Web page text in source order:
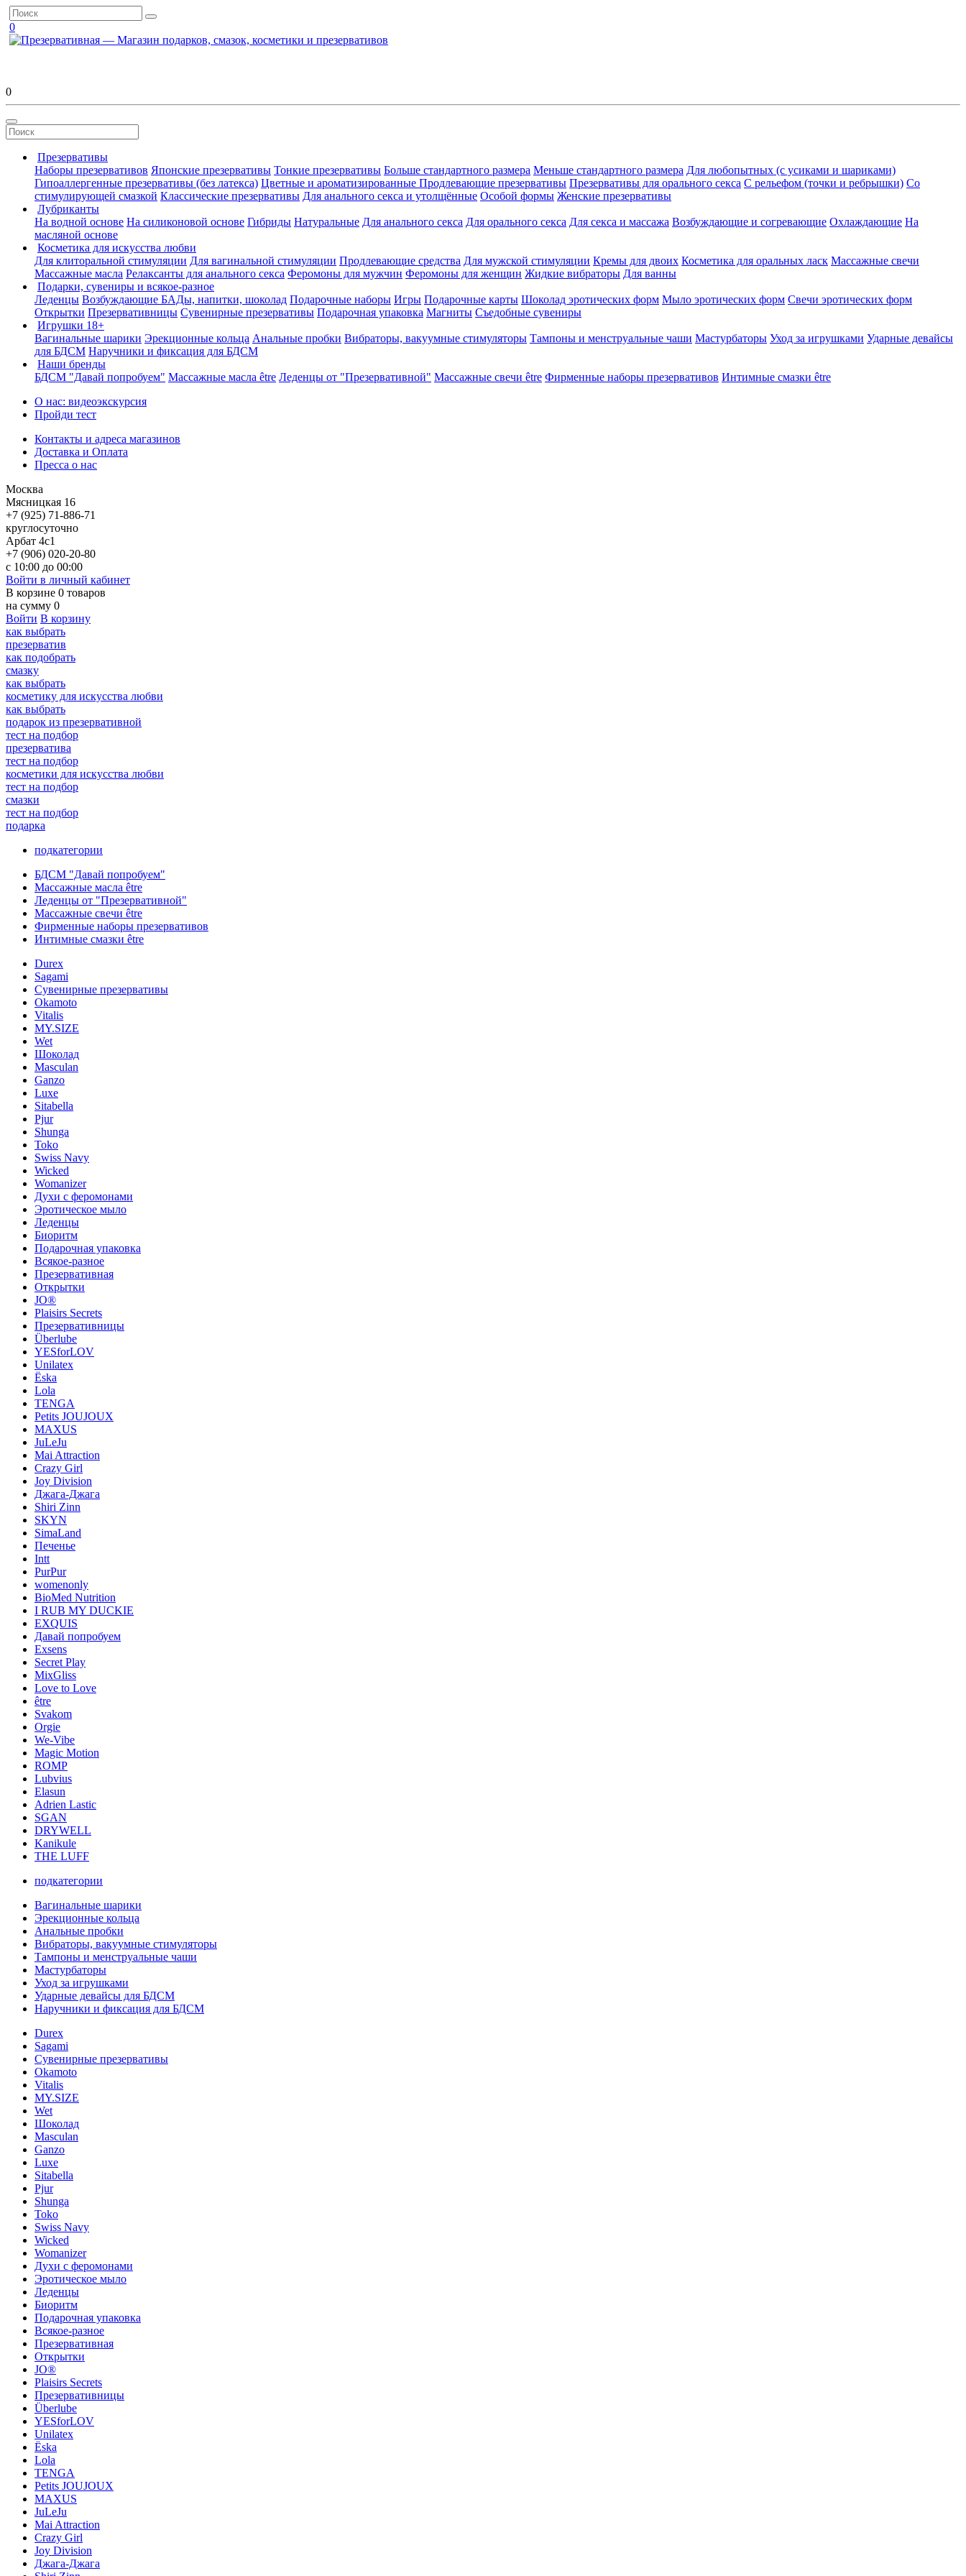
0
0
Презервативы
Наборы презервативов Японские презервативы Тонкие презервативы Больше стандартного размера Меньше стандартного размера Для любопытных (с усиками и шариками)
Гипоаллергенные презервативы (без латекса) Цветные и ароматизированные Продлевающие презервативы Презервативы для орального секса С рельефом (точки и ребрышки) Со
стимулирующей смазкой Классические презервативы Для анального секса и утолщённые Особой формы Женские презервативы
Лубриканты
На водной основе На силиконовой основе Гибриды Натуральные Для анального секса Для орального секса Для секса и массажа Возбуждающие и согревающие Охлаждающие На
масляной основе
Косметика для искусства любви
Для клиторальной стимуляции Для вагинальной стимуляции Продлевающие средства Для мужской стимуляции Кремы для двоих Косметика для оральных ласк Массажные свечи
Массажные масла Релаксанты для анального секса Феромоны для мужчин Феромоны для женщин Жидкие вибраторы Для ванны
Подарки, сувениры и всякое-разное
Леденцы Возбуждающие БАДы, напитки, шоколад Подарочные наборы Игры Подарочные карты Шоколад эротических форм Мыло эротических форм Свечи эротических форм
Открытки Презервативницы Сувенирные презервативы Подарочная упаковка Магниты Съедобные сувениры
Игрушки 18+
Вагинальные шарики Эрекционные кольца Анальные пробки Вибраторы, вакуумные стимуляторы Тампоны и менструальные чаши Мастурбаторы Уход за игрушками Ударные девайсы
для БДСМ Наручники и фиксация для БДСМ
Наши бренды
БДСМ "Давай попробуем" Массажные масла être Леденцы от "Презервативной" Массажные свечи être Фирменные наборы презервативов Интимные смазки être
О нас: видеоэкскурсия
Пройди тест
Контакты и адреса магазинов
Доставка и Оплата
Пресса о нас
Москва
Мясницкая 16
+7 (925) 71-886-71
круглосуточно
Арбат 4с1
+7 (906) 020-20-80
с 10:00 до 00:00
Войти в личный кабинет
В корзине 0 товаров
на сумму 0
Войти В корзину
как выбрать
презерватив
как подобрать
смазку
как выбрать
косметику для искусства любви
как выбрать
подарок из презервативной
тест на подбор
презерватива
тест на подбор
косметики для искусства любви
тест на подбор
смазки
тест на подбор
подарка
подкатегории
БДСМ "Давай попробуем"
Массажные масла être
Леденцы от "Презервативной"
Массажные свечи être
Фирменные наборы презервативов
Интимные смазки être
Durex
Sagami
Сувенирные презервативы
Okamoto
Vitalis
MY.SIZE
Wet
Шоколад
Masculan
Ganzo
Luxe
Sitabella
Pjur
Shunga
Toko
Swiss Navy
Wicked
Womanizer
Духи с феромонами
Эротическое мыло
Леденцы
Биоритм
Подарочная упаковка
Всякое-разное
Презервативная
Открытки
JO®
Plaisirs Secrets
Презервативницы
Überlube
YESforLOV
Unilatex
Ёska
Lola
TENGA
Petits JOUJOUX
MAXUS
JuLeJu
Mai Attraction
Crazy Girl
Joy Division
Джага-Джага
Shiri Zinn
SKYN
SimaLand
Печенье
Intt
PurPur
womenonly
BioMed Nutrition
I RUB MY DUCKIE
EXQUIS
Давай попробуем
Exsens
Secret Play
MixGliss
Love to Love
être
Svakom
Orgie
We-Vibe
Magic Motion
ROMP
Lubvius
Elasun
Adrien Lastic
SGAN
DRYWELL
Kanikule
THE LUFF
подкатегории
Вагинальные шарики
Эрекционные кольца
Анальные пробки
Вибраторы, вакуумные стимуляторы
Тампоны и менструальные чаши
Мастурбаторы
Уход за игрушками
Ударные девайсы для БДСМ
Наручники и фиксация для БДСМ
Durex
Sagami
Сувенирные презервативы
Okamoto
Vitalis
MY.SIZE
Wet
Шоколад
Masculan
Ganzo
Luxe
Sitabella
Pjur
Shunga
Toko
Swiss Navy
Wicked
Womanizer
Духи с феромонами
Эротическое мыло
Леденцы
Биоритм
Подарочная упаковка
Всякое-разное
Презервативная
Открытки
JO®
Plaisirs Secrets
Презервативницы
Überlube
YESforLOV
Unilatex
Ёska
Lola
TENGA
Petits JOUJOUX
MAXUS
JuLeJu
Mai Attraction
Crazy Girl
Joy Division
Джага-Джага